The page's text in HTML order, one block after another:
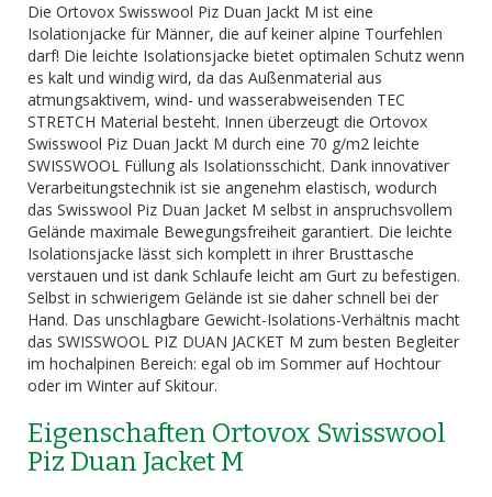
Die Ortovox Swisswool Piz Duan Jackt M ist eine
Isolationjacke für Männer, die auf keiner alpine Tourfehlen
darf! Die leichte Isolationsjacke bietet optimalen Schutz wenn
es kalt und windig wird, da das Außenmaterial aus
atmungsaktivem, wind- und wasserabweisenden TEC
STRETCH Material besteht. Innen überzeugt die Ortovox
Swisswool Piz Duan Jackt M durch eine 70 g/m2 leichte
SWISSWOOL Füllung als Isolationsschicht. Dank innovativer
Verarbeitungstechnik ist sie angenehm elastisch, wodurch
das Swisswool Piz Duan Jacket M selbst in anspruchsvollem
Gelände maximale Bewegungsfreiheit garantiert. Die leichte
Isolationsjacke lässt sich komplett in ihrer Brusttasche
verstauen und ist dank Schlaufe leicht am Gurt zu befestigen.
Selbst in schwierigem Gelände ist sie daher schnell bei der
Hand. Das unschlagbare Gewicht-Isolations-Verhältnis macht
das SWISSWOOL PIZ DUAN JACKET M zum besten Begleiter
im hochalpinen Bereich: egal ob im Sommer auf Hochtour
oder im Winter auf Skitour.
Eigenschaften Ortovox Swisswool
Piz Duan Jacket M